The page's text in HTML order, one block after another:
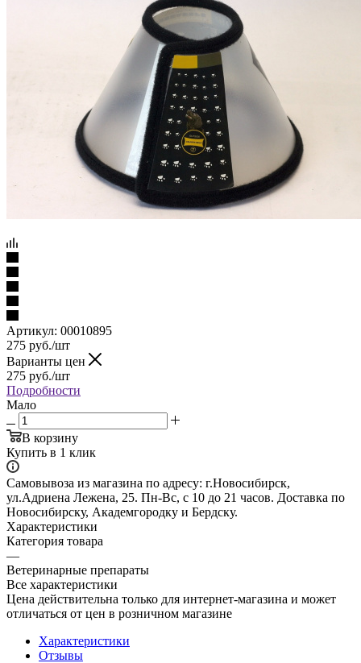
Артикул: 00010895
275 руб./шт
Варианты цен
275 руб./шт
Подробности
Мало
В корзину
Купить в 1 клик
Самовывоза из магазина по адресу: г.Новосибирск,
ул.Адриена Лежена, 25. Пн-Вс, с 10 до 21 часов. Доставка по
Новосибирску, Академгородку и Бердску.
Характеристики
Категория товара
—
Ветеринарные препараты
Все характеристики
Цена действительна только для интернет-магазина и может
отличаться от цен в розничном магазине
Характеристики
Отзывы